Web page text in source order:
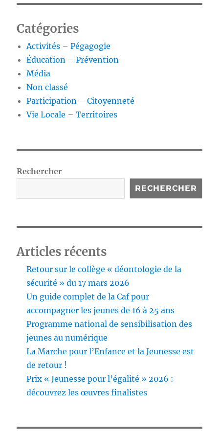
Catégories
Activités – Pégagogie
Éducation – Prévention
Média
Non classé
Participation – Citoyenneté
Vie Locale – Territoires
Rechercher
RECHERCHER
Articles récents
Retour sur le collège « déontologie de la
sécurité » du 17 mars 2026
Un guide complet de la Caf pour
accompagner les jeunes de 16 à 25 ans
Programme national de sensibilisation des
jeunes au numérique
La Marche pour l’Enfance et la Jeunesse est
de retour !
Prix « Jeunesse pour l’égalité » 2026 :
découvrez les œuvres finalistes